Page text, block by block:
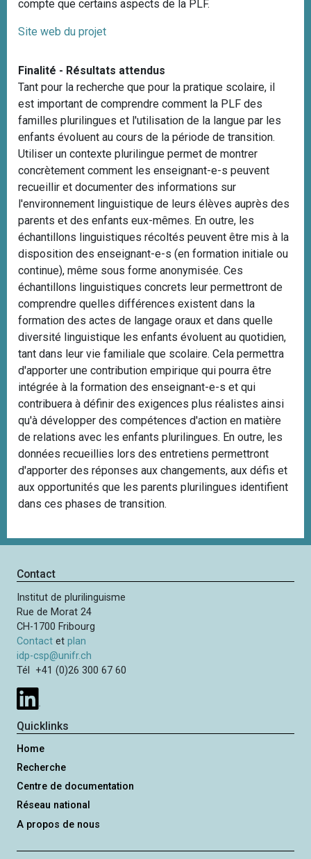
compte que certains aspects de la PLF.
Site web du projet
Finalité - Résultats attendus
Tant pour la recherche que pour la pratique scolaire, il
est important de comprendre comment la PLF des
familles plurilingues et l'utilisation de la langue par les
enfants évoluent au cours de la période de transition.
Utiliser un contexte plurilingue permet de montrer
concrètement comment les enseignant-e-s peuvent
recueillir et documenter des informations sur
l'environnement linguistique de leurs élèves auprès des
parents et des enfants eux-mêmes. En outre, les
échantillons linguistiques récoltés peuvent être mis à la
disposition des enseignant-e-s (en formation initiale ou
continue), même sous forme anonymisée. Ces
échantillons linguistiques concrets leur permettront de
comprendre quelles différences existent dans la
formation des actes de langage oraux et dans quelle
diversité linguistique les enfants évoluent au quotidien,
tant dans leur vie familiale que scolaire. Cela permettra
d'apporter une contribution empirique qui pourra être
intégrée à la formation des enseignant-e-s et qui
contribuera à définir des exigences plus réalistes ainsi
qu'à développer des compétences d'action en matière
de relations avec les enfants plurilingues. En outre, les
données recueillies lors des entretiens permettront
d'apporter des réponses aux changements, aux défis et
aux opportunités que les parents plurilingues identifient
dans ces phases de transition.
Contact
Institut de plurilinguisme
Rue de Morat 24
CH-1700 Fribourg
Contact etplan
idp-csp@unifr.ch
Tél +41 (0)26 300 67 60
Quicklinks
Home
Recherche
Centre de documentation
Réseau national
A propos de nous